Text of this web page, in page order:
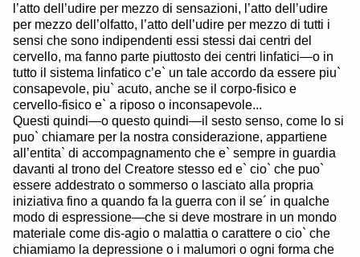
l’atto dell’udire per mezzo di sensazioni, l’atto dell’udire
per mezzo dell’olfatto, l’atto dell’udire per mezzo di tutti i
sensi che sono indipendenti essi stessi dai centri del
cervello, ma fanno parte piuttosto dei centri linfatici—o in
tutto il sistema linfatico c’e` un tale accordo da essere piu`
consapevole, piu` acuto, anche se il corpo-fisico e
cervello-fisico e` a riposo o inconsapevole...
Questi quindi—o questo quindi—il sesto senso, come lo si
puo` chiamare per la nostra considerazione, appartiene
all’entita` di accompagnamento che e` sempre in guardia
davanti al trono del Creatore stesso ed e` cio` che puo`
essere addestrato o sommerso o lasciato alla propria
iniziativa fino a quando fa la guerra con il se´ in qualche
modo di espressione—che si deve mostrare in un mondo
materiale come dis-agio o malattia o carattere o cio` che
chiamiamo la depressione o i malumori o ogni forma che